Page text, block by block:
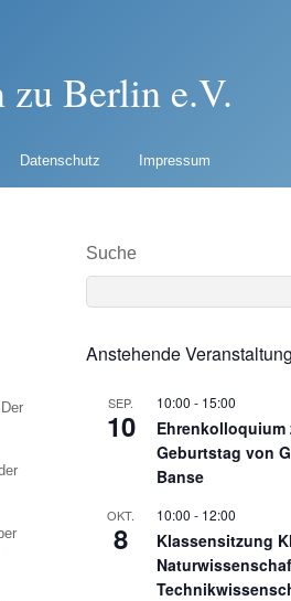
zu Berlin e.V.
Datenschutz Impressum
Suche
Anstehende
SEP.
10
10:00 - 15:00
Ehrenkolloquium
Geburtstag von
Banse
OKT.
8
10:00 - 12:00
Klassensitzung